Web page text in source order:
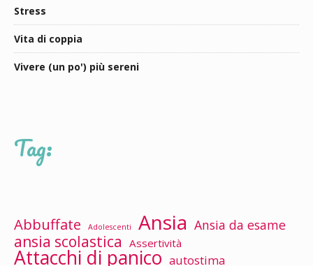
Stress
Vita di coppia
Vivere (un po') più sereni
Tag:
Abbuffate Adolescenti Ansia Ansia da esame
ansia scolastica Assertività
Attacchi di panico autostima